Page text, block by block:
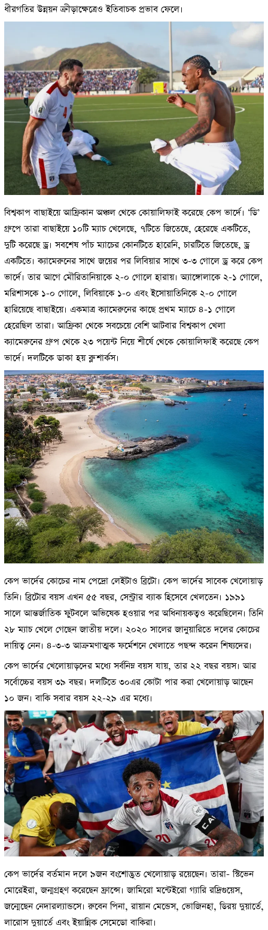
ধীরগতির উন্নয়ন ক্রীড়াক্ষেত্রেও ইতিবাচক প্রভাব ফেলে।
বিশ্বকাপ বাছাইয়ে আফ্রিকান অঞ্চল থেকে কোয়ালিফাই করেছে কেপ ভার্দে। ‘ডি’
গ্রুপে তারা বাছাইয়ে ১০টি ম্যাচ খেলেছে, ৭টিতে জিতেছে, হেরেছে একটিতে,
দুটি করেছে ড্র। সবশেষ পাঁচ ম্যাচের কোনটিতে হারেনি, চারটিতে জিতেছে, ড্র
একটিতে। ক্যামেরুনের সাথে জয়ের পর লিবিয়ার সাথে ৩-৩ গোলে ড্র করে কেপ
ভার্দে। তার আগে মৌরিতানিয়াকে ২-০ গোলে হারায়। অ্যাঙ্গোলাকে ২-১ গোলে,
মরিশাসকে ১-০ গোলে, লিবিয়াকে ১-০ এবং ইসোয়াতিনিকে ২-০ গোলে
হারিয়েছে বাছাইয়ে। একমাত্র ক্যামেরুনের কাছে প্রথম ম্যাচে ৪-১ গোলে
হেরেছিল তারা। আফ্রিকা থেকে সবচেয়ে বেশি আটবার বিশ্বকাপ খেলা
ক্যামেরুনের গ্রুপ থেকে ২৩ পয়েন্ট নিয়ে শীর্ষে থেকে কোয়ালিফাই করেছে কেপ
ভার্দে। দলটিকে ডাকা হয় ব্লু শার্কস।
কেপ ভার্দের কোচের নাম পেদ্রো লেইটাও ব্রিটো। কেপ ভার্দের সাবেক খেলোয়াড়
তিনি। ব্রিটোর বয়স এখন ৫৫ বছর, সেন্ট্রার ব্যাক হিসেবে খেলতেন। ১৯৯১
সালে আন্তর্জাতিক ফুটবলে অভিষেক হওয়ার পর অধিনায়কত্বও করেছিলেন। তিনি
২৮ ম্যাচ খেলে গেছেন জাতীয় দলে। ২০২০ সালের জানুয়ারিতে দলের কোচের
দায়িত্ব নেন। ৪-৩-৩ আক্রমণাত্মক ফর্মেশনে খেলাতে পছন্দ করেন শিষ্যদের।
কেপ ভার্দের খেলোয়াড়দের মধ্যে সর্বনিম্ন বয়স যায়, তার ২২ বছর বয়স। আর
সর্বোচ্চের বয়স ৩৯ বছর। দলটিতে ৩০এর কোটা পার করা খেলোয়াড় আছেন
১০ জন। বাকি সবার বয়স ২২-২৯ এর মধ্যে।
কেপ ভার্দের বর্তমান দলে ৯জন বংশোদ্ভূত খেলোয়াড় রয়েছেন। তারা- স্টিভেন
মোরেইরা, জন্মগ্রহণ করেছেন ফ্রান্সে। জামিরো মন্টেইরো গ্যারি রদ্রিগুয়েস,
জন্মেছেন নেদারল্যান্ডসে। রুবেন পিনা, রায়ান মেন্ডেস, ভোজিনহা, ডিরয় দুয়ার্তে,
লারোস দুয়ার্তে এবং ইয়ান্নিক সেমেডো বাকিরা।